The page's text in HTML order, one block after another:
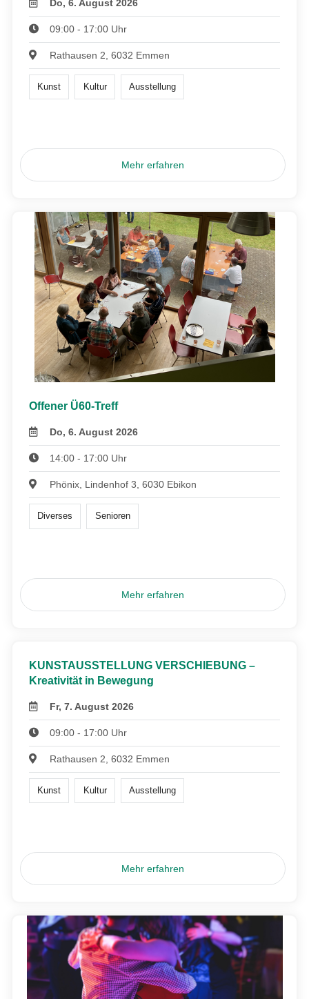
Do, 6. August 2026
09:00 - 17:00 Uhr
Rathausen 2, 6032 Emmen
Kunst Kultur Ausstellung
Mehr erfahren
Offener Ü60-Treff
Do, 6. August 2026
14:00 - 17:00 Uhr
Phönix, Lindenhof 3, 6030 Ebikon
Diverses Senioren
Mehr erfahren
KUNSTAUSSTELLUNG VERSCHIEBUNG –
Kreativität in Bewegung
Fr, 7. August 2026
09:00 - 17:00 Uhr
Rathausen 2, 6032 Emmen
Kunst Kultur Ausstellung
Mehr erfahren